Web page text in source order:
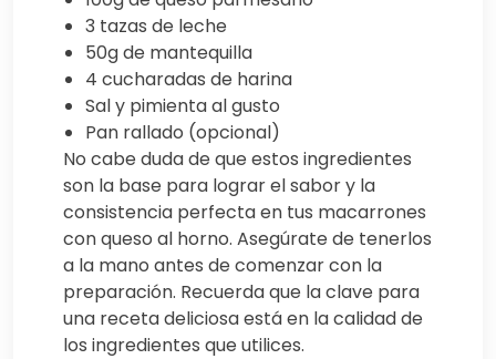
3 tazas de leche
50g de mantequilla
4 cucharadas de harina
Sal y pimienta al gusto
Pan rallado (opcional)
No cabe duda de que estos ingredientes
son la base para lograr el sabor y la
consistencia perfecta en tus macarrones
con queso al horno. Asegúrate de tenerlos
a la mano antes de comenzar con la
preparación. Recuerda que la clave para
una receta deliciosa está en la calidad de
los ingredientes que utilices.